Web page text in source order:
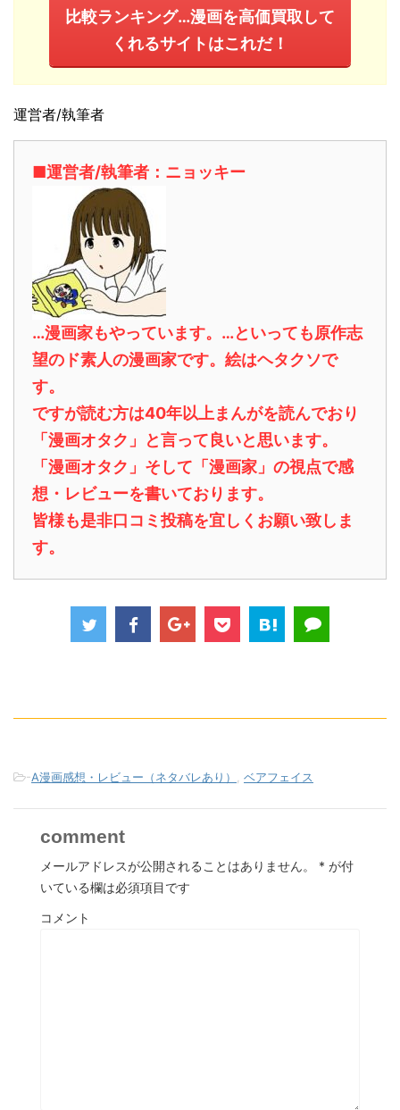
比較ランキング…漫画を高価買取して
くれるサイトはこれだ！
運営者/執筆者
■運営者/執筆者：ニョッキー
…漫画家もやっています。…といっても原作志
望のド素人の漫画家です。絵はヘタクソで
す。
ですが読む方は40年以上まんがを読んでおり
「漫画オタク」と言って良いと思います。
「漫画オタク」そして「漫画家」の視点で感
想・レビューを書いております。
皆様も是非口コミ投稿を宜しくお願い致しま
す。
-A漫画感想・レビュー（ネタバレあり） ベアフェイス
comment
メールアドレスが公開されることはありません。 * が付
いている欄は必須項目です
コメント